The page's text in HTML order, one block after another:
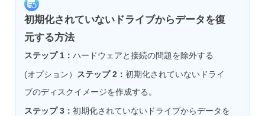
初期化されていないドライブからデータを復
元する方法
ステップ 1： ハードウェアと接続の問題を除外する
(オプション）
ステップ 2： 初期化されていないドライ
ブのディスクイメージを作成する。
ステップ 3： 初期化されていないドライブからデータを